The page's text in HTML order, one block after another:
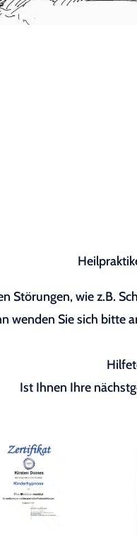
Störungen, wie z.B.
wenden Sie sich bitte
Ist Ihnen Ihre